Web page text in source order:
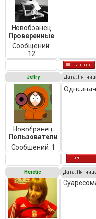
Новобранец
Проверенные
Сообщений:
12
Jeffry Дата:
Новобранец
Пользователи
Сообщений: 1
Heretic Дата: